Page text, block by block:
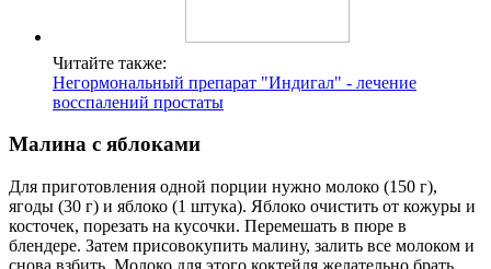
Читайте также:
Негормональный препарат "Индигал" - лечение
восспалений простаты
Малина с яблоками
Для приготовления одной порции нужно молоко (150 г),
ягоды (30 г) и яблоко (1 штука). Яблоко очистить от кожуры и
косточек, порезать на кусочки. Перемешать в пюре в
блендере. Затем присовокупить малину, залить все молоком и